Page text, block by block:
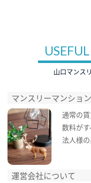
山口マンス
マンスリーマンショ
通常の
数料がす
法人様
運営会社について